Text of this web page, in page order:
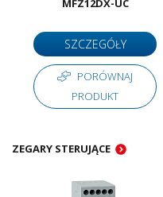
MFZ12DX-UC
SZCZEGÓŁY
PORÓWNAJ
PRODUKT
ZEGARY STERUJĄCE